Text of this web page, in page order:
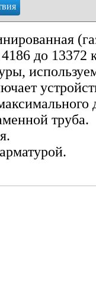
до 13372
труба.